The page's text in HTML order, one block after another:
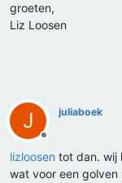
groeten,
Liz Loosen
J
Offline
juliaboek
lizloosen tot dan. wij
wat voor een